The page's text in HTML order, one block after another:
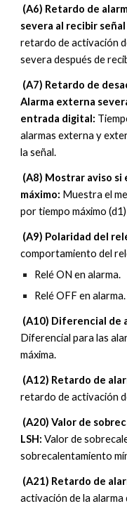
(A6) Retardo de
severa al recibir
retardo de activación
severa después de
(A7) Retardo de
Alarma externa
entrada digital:
alarmas externa y
la señal.
máximo: Muestra el
por tiempo máximo
(A9) Polaridad del
comportamiento del
Relé ON en alarma.
Relé OFF en alarma.
Diferencial para las
máxima.
(A12) Retardo de
retardo de activación
(A20) Valor de
LSH: Valor de
sobrecalentamiento
(A21) Retardo de
activación de la